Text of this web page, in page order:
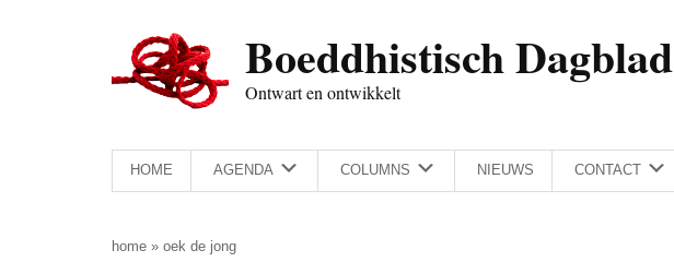
Boeddhistisch Dagblad
Ontwart en ontwikkelt
HOME AGENDA COLUMNS NIEUWS CONTACT
home » oek de jong